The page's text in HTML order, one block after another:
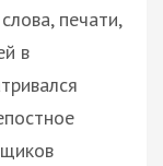
печати,
в